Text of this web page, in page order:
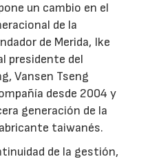
un cambio en el
de la
de Merida, Ike
presidente del
Vansen Tseng
desde 2004 y
generación de la
taiwanés.
de la gestión,